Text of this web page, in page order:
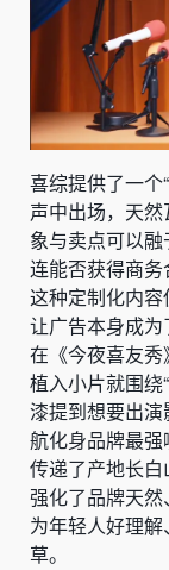
喜综提供了一个
声中出场，天
象与卖点可以融
连能否获得商务
这种定制化内容
让广告本身成为
在《今夜喜友秀
植入小片就围绕
漆提到想要出
航化身品牌最
传递了产地长
强化了品牌天
为年轻人好理
草。